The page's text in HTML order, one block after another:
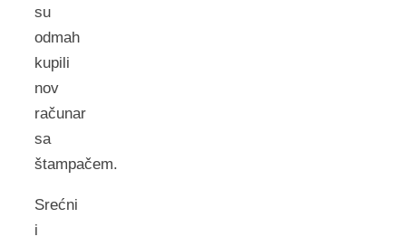
su
odmah
kupili
nov
računar
sa
štampačem.
Srećni
i